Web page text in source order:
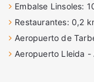
Embalse Linsoles:
Restaurantes: 0,2
Aeropuerto de
Aeropuerto Lleida